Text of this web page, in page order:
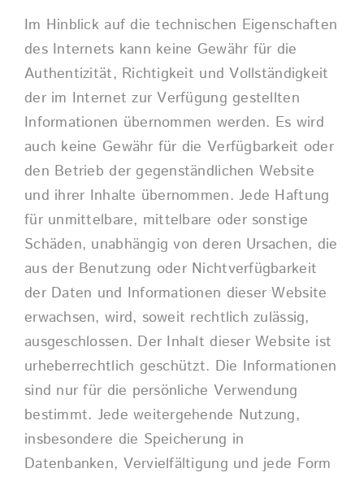
Im Hinblick auf die technischen Eigenschaften
des Internets kann keine Gewähr für die
Authentizität, Richtigkeit und Vollständigkeit
der im Internet zur Verfügung gestellten
Informationen übernommen werden. Es wird
auch keine Gewähr für die Verfügbarkeit oder
den Betrieb der gegenständlichen Website
und ihrer Inhalte übernommen. Jede Haftung
für unmittelbare, mittelbare oder sonstige
Schäden, unabhängig von deren Ursachen, die
aus der Benutzung oder Nichtverfügbarkeit
der Daten und Informationen dieser Website
erwachsen, wird, soweit rechtlich zulässig,
ausgeschlossen. Der Inhalt dieser Website ist
urheberrechtlich geschützt. Die Informationen
sind nur für die persönliche Verwendung
bestimmt. Jede weitergehende Nutzung,
insbesondere die Speicherung in
Datenbanken, Vervielfältigung und jede Form